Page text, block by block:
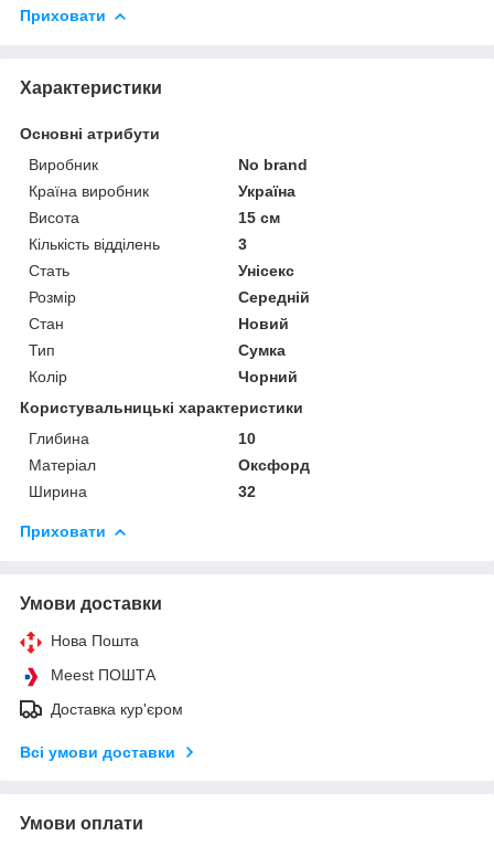
Приховати
Характеристики
Основні атрибути
Виробник
No brand
Країна виробник
Україна
Висота
15 см
Кількість відділень
3
Стать
Унісекс
Розмір
Середній
Стан
Новий
Тип
Сумка
Колір
Чорний
Користувальницькі характеристики
Глибина
10
Матеріал
Оксфорд
Ширина
32
Приховати
Умови доставки
Нова Пошта
Meest ПОШТА
Доставка кур'єром
Всі умови доставки
Умови оплати